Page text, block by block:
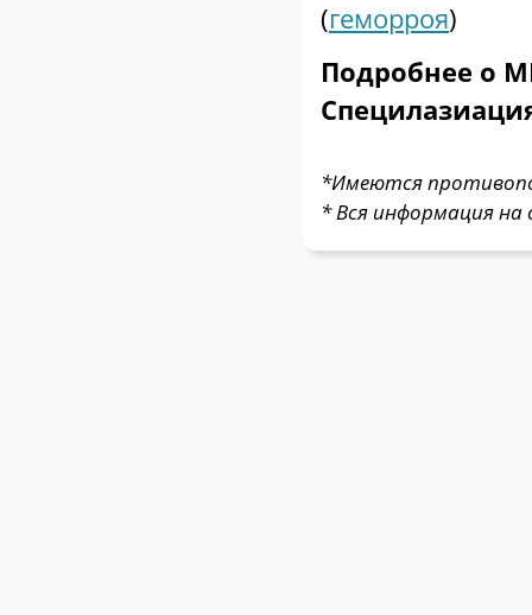
(геморроя)
Подробнее о
*Имеются
* Вся информация на